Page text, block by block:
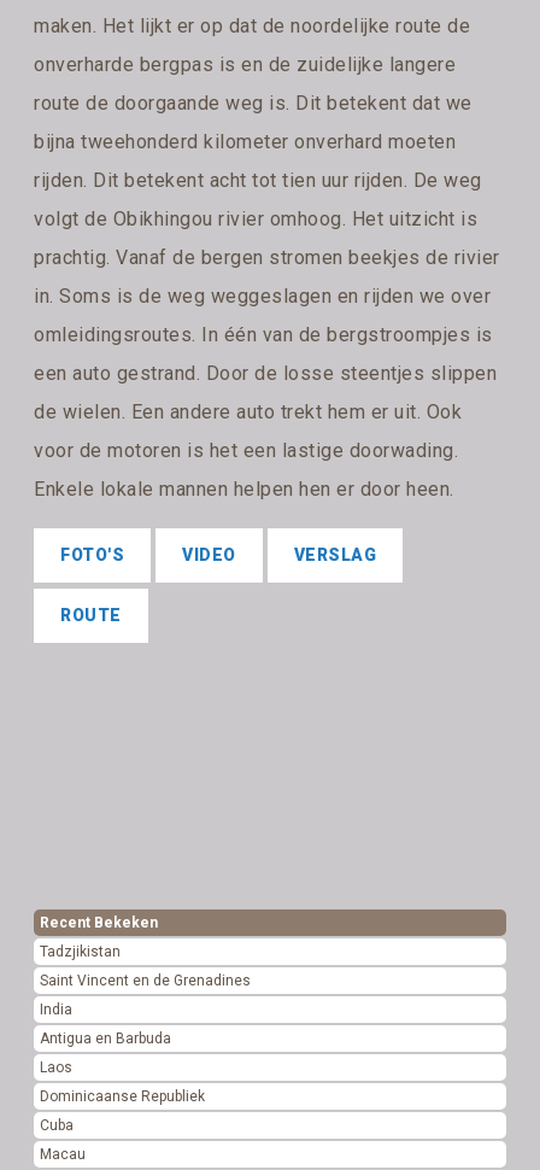
maken. Het lijkt er op dat de noordelijke route de
onverharde bergpas is en de zuidelijke langere
route de doorgaande weg is. Dit betekent dat we
bijna tweehonderd kilometer onverhard moeten
rijden. Dit betekent acht tot tien uur rijden. De weg
volgt de Obikhingou rivier omhoog. Het uitzicht is
prachtig. Vanaf de bergen stromen beekjes de rivier
in. Soms is de weg weggeslagen en rijden we over
omleidingsroutes. In één van de bergstroompjes is
een auto gestrand. Door de losse steentjes slippen
de wielen. Een andere auto trekt hem er uit. Ook
voor de motoren is het een lastige doorwading.
Enkele lokale mannen helpen hen er door heen.
FOTO'S VIDEO VERSLAG
ROUTE
Recent Bekeken
Tadzjikistan
Saint Vincent en de Grenadines
India
Antigua en Barbuda
Laos
Dominicaanse Republiek
Cuba
Macau